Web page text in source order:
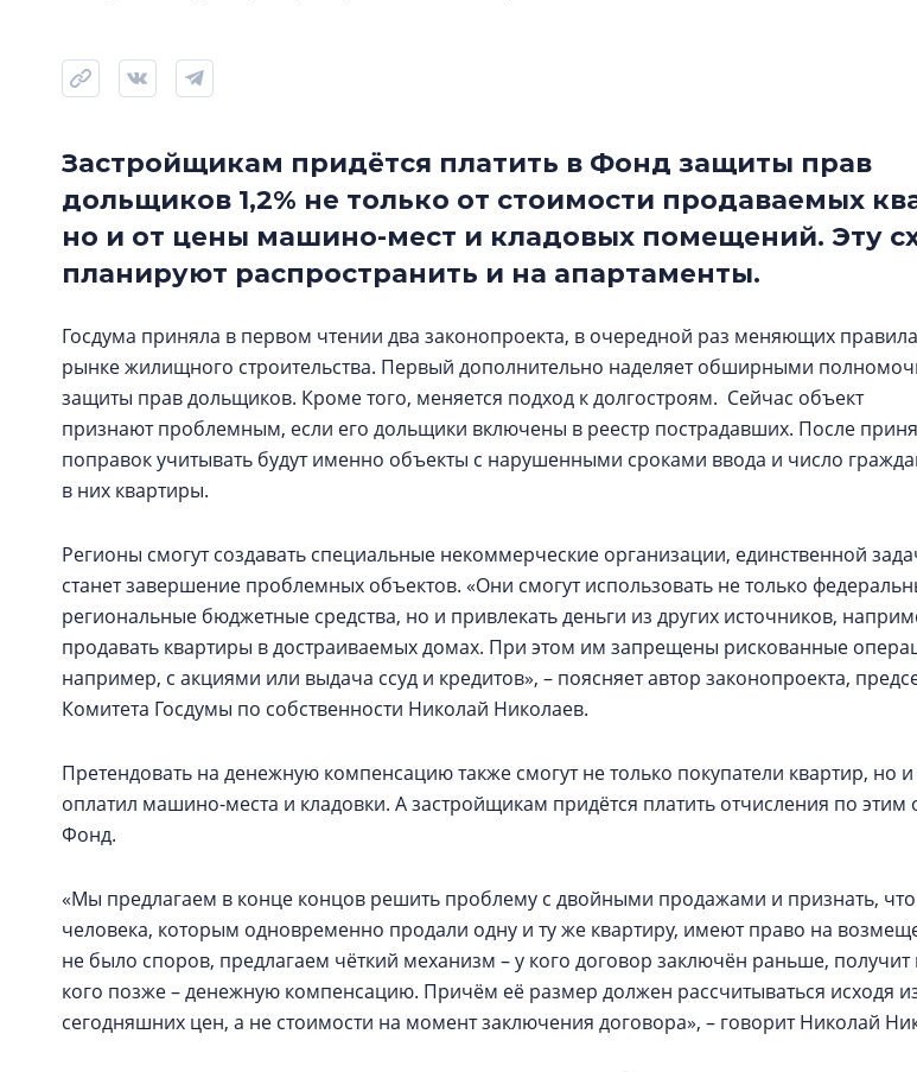
Застройщикам придётся платить в Фонд защиты прав
дольщиков 1,2% не только от стоимости продаваемых
но и от цены машино-мест и кладовых помещений. Эту
планируют распространить и на апартаменты.
Госдума приняла в первом чтении два законопроекта, в очередной раз меняющих
рынке жилищного строительства. Первый дополнительно наделяет обширными
защиты прав дольщиков. Кроме того, меняется подход к долгостроям. Сейчас объект
признают проблемным, если его дольщики включены в реестр пострадавших. После
поправок учитывать будут именно объекты с нарушенными сроками ввода и число
в них квартиры.
Регионы смогут создавать специальные некоммерческие организации, единственной
станет завершение проблемных объектов. «Они смогут использовать не только
региональные бюджетные средства, но и привлекать деньги из других источников,
продавать квартиры в достраиваемых домах. При этом им запрещены рискованные
например, с акциями или выдача ссуд и кредитов», – поясняет автор законопроекта,
Комитета Госдумы по собственности Николай Николаев.
Претендовать на денежную компенсацию также смогут не только покупатели квартир, но и
оплатил машино-места и кладовки. А застройщикам придётся платить отчисления по этим
Фонд.
«Мы предлагаем в конце концов решить проблему с двойными продажами и признать,
человека, которым одновременно продали одну и ту же квартиру, имеют право на
не было споров, предлагаем чёткий механизм – у кого договор заключён раньше, получит
кого позже – денежную компенсацию. Причём её размер должен рассчитываться исходя
сегодняшних цен, а не стоимости на момент заключения договора», – говорит Николай